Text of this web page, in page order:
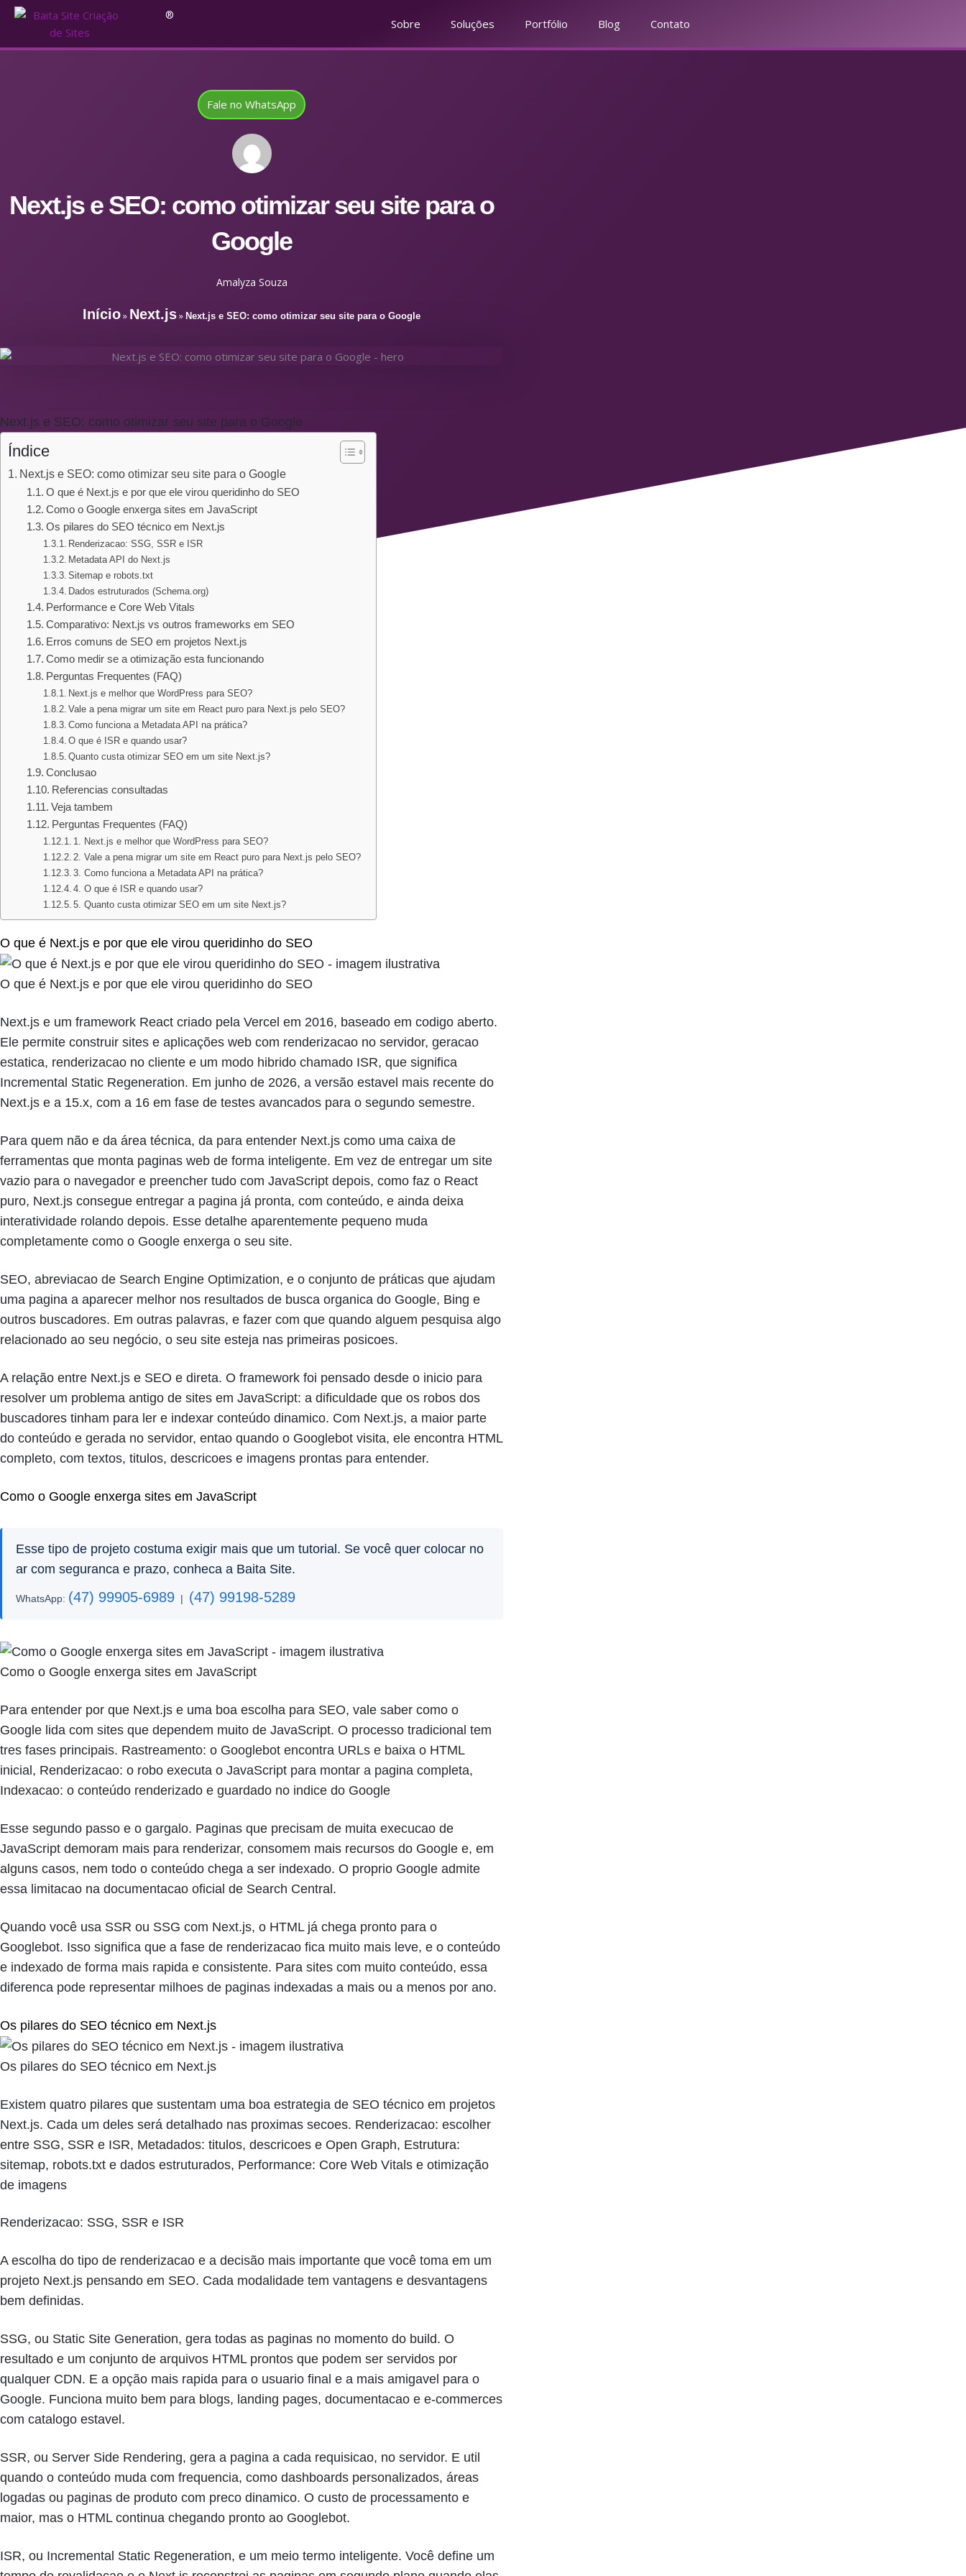
®
Sobre Soluções Portfólio Blog Contato
Fale no WhatsApp
Next.js e SEO: como otimizar seu site para o
Google
Amalyza Souza
Início» Next.js» Next.js e SEO: como otimizar seu site para o Google
Next.js e SEO: como otimizar seu site para o Google
Índice
Next.js e SEO: como otimizar seu site para o Google
O que é Next.js e por que ele virou queridinho do SEO
Como o Google enxerga sites em JavaScript
Os pilares do SEO técnico em Next.js
Renderizacao: SSG, SSR e ISR
Metadata API do Next.js
Sitemap e robots.txt
Dados estruturados (Schema.org)
Performance e Core Web Vitals
Comparativo: Next.js vs outros frameworks em SEO
Erros comuns de SEO em projetos Next.js
Como medir se a otimização esta funcionando
Perguntas Frequentes (FAQ)
Next.js e melhor que WordPress para SEO?
Vale a pena migrar um site em React puro para Next.js pelo SEO?
Como funciona a Metadata API na prática?
O que é ISR e quando usar?
Quanto custa otimizar SEO em um site Next.js?
Conclusao
Referencias consultadas
Veja tambem
Perguntas Frequentes (FAQ)
1. Next.js e melhor que WordPress para SEO?
2. Vale a pena migrar um site em React puro para Next.js pelo SEO?
3. Como funciona a Metadata API na prática?
4. O que é ISR e quando usar?
5. Quanto custa otimizar SEO em um site Next.js?
O que é Next.js e por que ele virou queridinho do SEO
O que é Next.js e por que ele virou queridinho do SEO
Next.js e um framework React criado pela Vercel em 2016, baseado em codigo aberto.
Ele permite construir sites e aplicações web com renderizacao no servidor, geracao
estatica, renderizacao no cliente e um modo hibrido chamado ISR, que significa
Incremental Static Regeneration. Em junho de 2026, a versão estavel mais recente do
Next.js e a 15.x, com a 16 em fase de testes avancados para o segundo semestre.
Para quem não e da área técnica, da para entender Next.js como uma caixa de
ferramentas que monta paginas web de forma inteligente. Em vez de entregar um site
vazio para o navegador e preencher tudo com JavaScript depois, como faz o React
puro, Next.js consegue entregar a pagina já pronta, com conteúdo, e ainda deixa
interatividade rolando depois. Esse detalhe aparentemente pequeno muda
completamente como o Google enxerga o seu site.
SEO, abreviacao de Search Engine Optimization, e o conjunto de práticas que ajudam
uma pagina a aparecer melhor nos resultados de busca organica do Google, Bing e
outros buscadores. Em outras palavras, e fazer com que quando alguem pesquisa algo
relacionado ao seu negócio, o seu site esteja nas primeiras posicoes.
A relação entre Next.js e SEO e direta. O framework foi pensado desde o inicio para
resolver um problema antigo de sites em JavaScript: a dificuldade que os robos dos
buscadores tinham para ler e indexar conteúdo dinamico. Com Next.js, a maior parte
do conteúdo e gerada no servidor, entao quando o Googlebot visita, ele encontra HTML
completo, com textos, titulos, descricoes e imagens prontas para entender.
Como o Google enxerga sites em JavaScript
Esse tipo de projeto costuma exigir mais que um tutorial. Se você quer colocar no
ar com seguranca e prazo, conheca a Baita Site.
WhatsApp: (47) 99905-6989| (47) 99198-5289
Como o Google enxerga sites em JavaScript
Para entender por que Next.js e uma boa escolha para SEO, vale saber como o
Google lida com sites que dependem muito de JavaScript. O processo tradicional tem
tres fases principais. Rastreamento: o Googlebot encontra URLs e baixa o HTML
inicial, Renderizacao: o robo executa o JavaScript para montar a pagina completa,
Indexacao: o conteúdo renderizado e guardado no indice do Google
Esse segundo passo e o gargalo. Paginas que precisam de muita execucao de
JavaScript demoram mais para renderizar, consomem mais recursos do Google e, em
alguns casos, nem todo o conteúdo chega a ser indexado. O proprio Google admite
essa limitacao na documentacao oficial de Search Central.
Quando você usa SSR ou SSG com Next.js, o HTML já chega pronto para o
Googlebot. Isso significa que a fase de renderizacao fica muito mais leve, e o conteúdo
e indexado de forma mais rapida e consistente. Para sites com muito conteúdo, essa
diferenca pode representar milhoes de paginas indexadas a mais ou a menos por ano.
Os pilares do SEO técnico em Next.js
Os pilares do SEO técnico em Next.js
Existem quatro pilares que sustentam uma boa estrategia de SEO técnico em projetos
Next.js. Cada um deles será detalhado nas proximas secoes. Renderizacao: escolher
entre SSG, SSR e ISR, Metadados: titulos, descricoes e Open Graph, Estrutura:
sitemap, robots.txt e dados estruturados, Performance: Core Web Vitals e otimização
de imagens
Renderizacao: SSG, SSR e ISR
A escolha do tipo de renderizacao e a decisão mais importante que você toma em um
projeto Next.js pensando em SEO. Cada modalidade tem vantagens e desvantagens
bem definidas.
SSG, ou Static Site Generation, gera todas as paginas no momento do build. O
resultado e um conjunto de arquivos HTML prontos que podem ser servidos por
qualquer CDN. E a opção mais rapida para o usuario final e a mais amigavel para o
Google. Funciona muito bem para blogs, landing pages, documentacao e e-commerces
com catalogo estavel.
SSR, ou Server Side Rendering, gera a pagina a cada requisicao, no servidor. E util
quando o conteúdo muda com frequencia, como dashboards personalizados, áreas
logadas ou paginas de produto com preco dinamico. O custo de processamento e
maior, mas o HTML continua chegando pronto ao Googlebot.
ISR, ou Incremental Static Regeneration, e um meio termo inteligente. Você define um